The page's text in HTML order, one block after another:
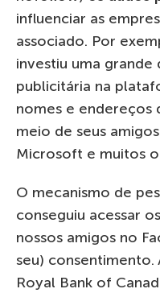
influenciar as
associado. Por
investiu uma grande
publicitária na
nomes e endereços
meio de seus
Microsoft e muitos
O mecanismo de
conseguiu acessar
nossos amigos no
seu)
Royal Bank of